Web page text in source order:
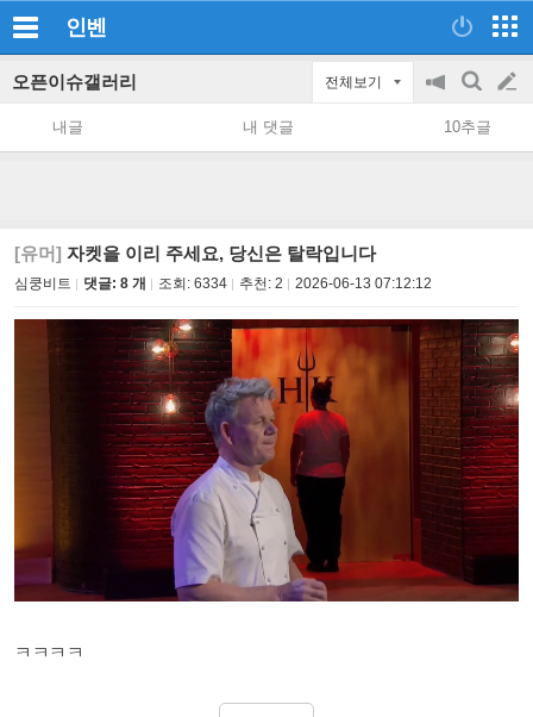
인벤
오픈이슈갤러리 전체보기
공
지
on/off
검
색
글
쓰
내글 내 댓글 10추글
[유머] 자켓을 이리 주세요, 당신은 탈락입니다
심쿵비트 댓글: 8 개 조회: 6334 추천: 2 2026-06-13 07:12:12
ㅋㅋㅋㅋ